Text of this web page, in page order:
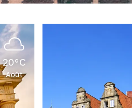
20°C
Août